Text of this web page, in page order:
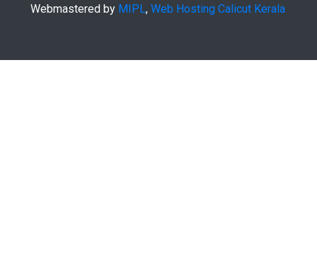
Webmastered by MIPL, Web Hosting Calicut Kerala